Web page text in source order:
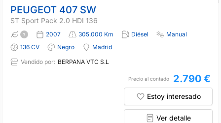
PEUGEOT 407 SW
ST Sport Pack 2.0 HDI 136
2007 305.000 Km Diésel
Manual
136 CV
Negro
Madrid
Vendido por: BERPANA VTC S.L
Precio al contado 2.790 €
Estoy interesado
Ver detalle